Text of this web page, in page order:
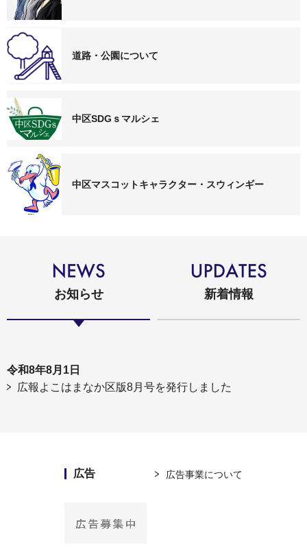
道路・公園について
中区SDGｓマルシェ
中区マスコットキャラクター・スウィンギー
お知らせ
令和8年8月1日
広報よこはまなか区版8月号を発行しました
新着情報
広告 広告事業について